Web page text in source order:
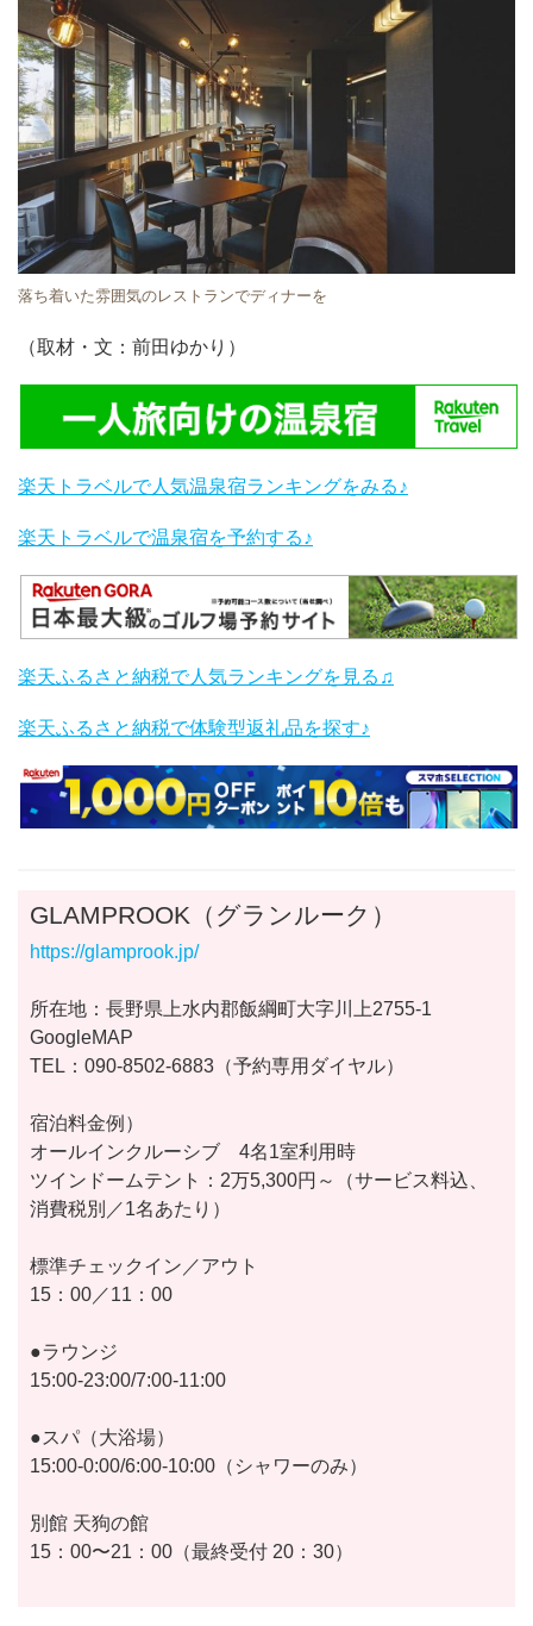
落ち着いた雰囲気のレストランでディナーを
（取材・文：前田ゆかり）
楽天トラベルで人気温泉宿ランキングをみる♪
楽天トラベルで温泉宿を予約する♪
楽天ふるさと納税で人気ランキングを見る♫
楽天ふるさと納税で体験型返礼品を探す♪
GLAMPROOK（グランルーク）
https://glamprook.jp/
所在地：長野県上水内郡飯綱町大字川上2755-1
GoogleMAP
TEL：090-8502-6883（予約専用ダイヤル）
宿泊料金例）
オールインクルーシブ 4名1室利用時
ツインドームテント：2万5,300円～（サービス料込、
消費税別／1名あたり）
標準チェックイン／アウト
15：00／11：00
●ラウンジ
15:00-23:00/7:00-11:00
●スパ（大浴場）
15:00-0:00/6:00-10:00（シャワーのみ）
別館 天狗の館
15：00〜21：00（最終受付 20：30）